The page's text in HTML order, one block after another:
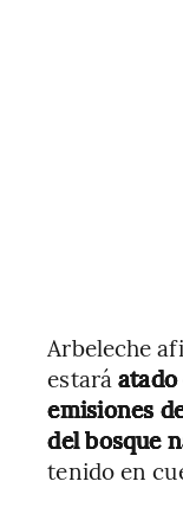
Arbeleche
estará
emisiones
del bosque
tenido en